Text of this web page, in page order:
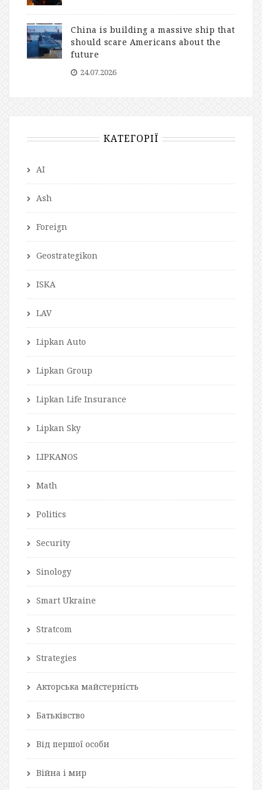
China is building a massive ship that
should scare Americans about the
future
24.07.2026
КАТЕГОРІЇ
AI
Ash
Foreign
Geostrategikon
ISKA
LAV
Lipkan Auto
Lipkan Group
Lipkan Life Insurance
Lipkan Sky
LIPKANOS
Math
Politics
Security
Sinology
Smart Ukraine
Stratcom
Strategies
Акторська майстерність
Батьківство
Від першої особи
Війна і мир